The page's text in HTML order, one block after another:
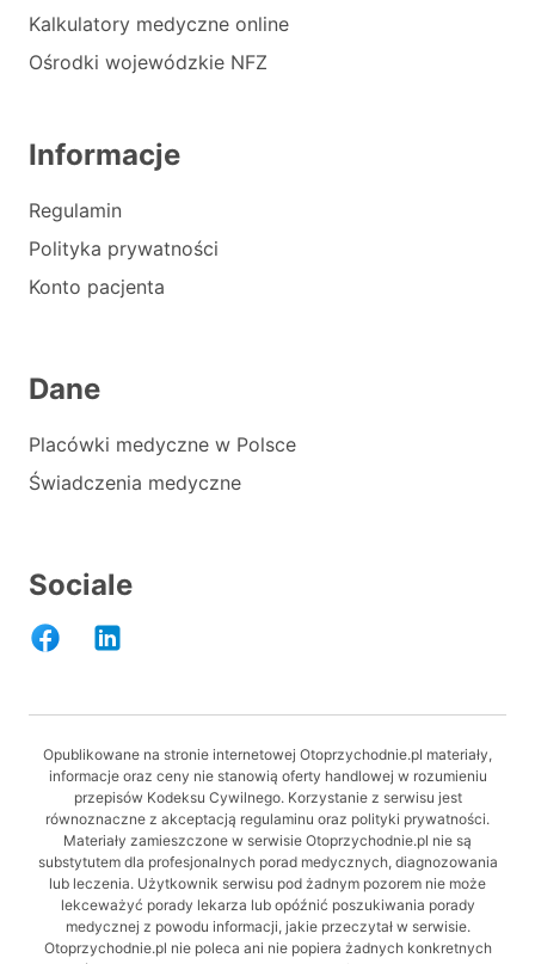
Kalkulatory medyczne online
Ośrodki wojewódzkie NFZ
Informacje
Regulamin
Polityka prywatności
Konto pacjenta
Dane
Placówki medyczne w Polsce
Świadczenia medyczne
Sociale
Opublikowane na stronie internetowej Otoprzychodnie.pl materiały,
informacje oraz ceny nie stanowią oferty handlowej w rozumieniu
przepisów Kodeksu Cywilnego. Korzystanie z serwisu jest
równoznaczne z akceptacją regulaminu oraz polityki prywatności.
Materiały zamieszczone w serwisie Otoprzychodnie.pl nie są
substytutem dla profesjonalnych porad medycznych, diagnozowania
lub leczenia. Użytkownik serwisu pod żadnym pozorem nie może
lekceważyć porady lekarza lub opóźnić poszukiwania porady
medycznej z powodu informacji, jakie przeczytał w serwisie.
Otoprzychodnie.pl nie poleca ani nie popiera żadnych konkretnych